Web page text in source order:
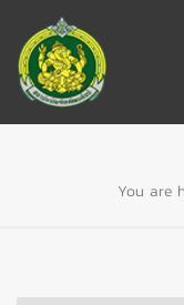
You are